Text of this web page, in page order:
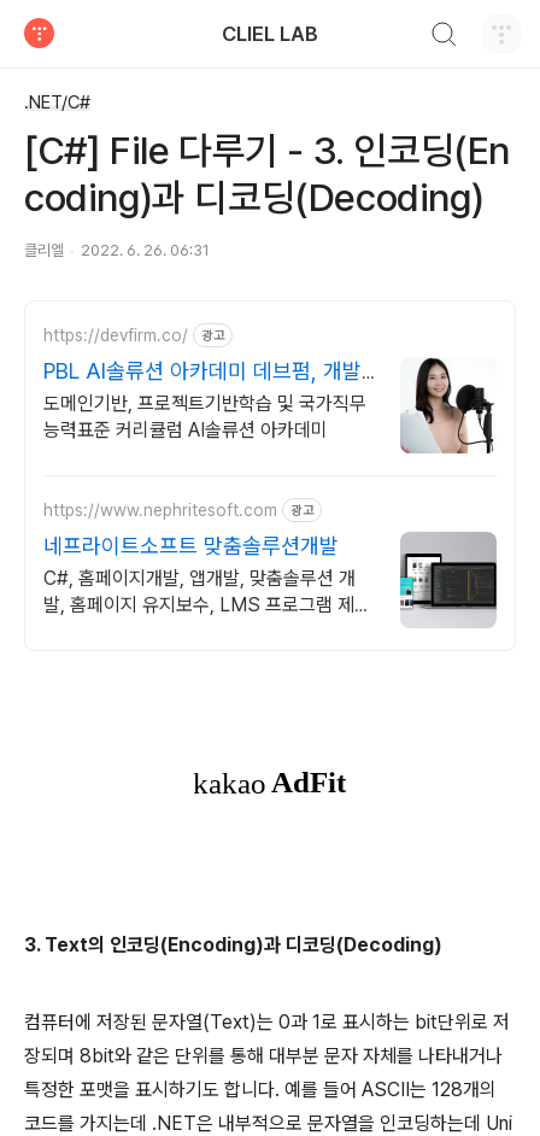
CLIEL LAB
.NET/C#
[C#] File 다루기 - 3. 인코딩(En
coding)과 디코딩(Decoding)
클리엘 2022. 6. 26. 06:31
https://devfirm.co/ 광고
PBL AI솔류션 아카데미 데브펌, 개발
자들의 기업
도메인기반, 프로젝트기반학습 및 국가직무
능력표준 커리큘럼 AI솔류션 아카데미
https://www.nephritesoft.com 광고
네프라이트소프트 맞춤솔루션개발
C#, 홈페이지개발, 앱개발, 맞춤솔루션 개
발, 홈페이지 유지보수, LMS 프로그램 제작
3. Text의 인코딩(Encoding)과 디코딩(Decoding)
컴퓨터에 저장된 문자열(Text)는 0과 1로 표시하는 bit단위로 저
장되며 8bit와 같은 단위를 통해 대부분 문자 자체를 나타내거나
특정한 포맷을 표시하기도 합니다. 예를 들어 ASCII는 128개의
코드를 가지는데 .NET은 내부적으로 문자열을 인코딩하는데 Uni